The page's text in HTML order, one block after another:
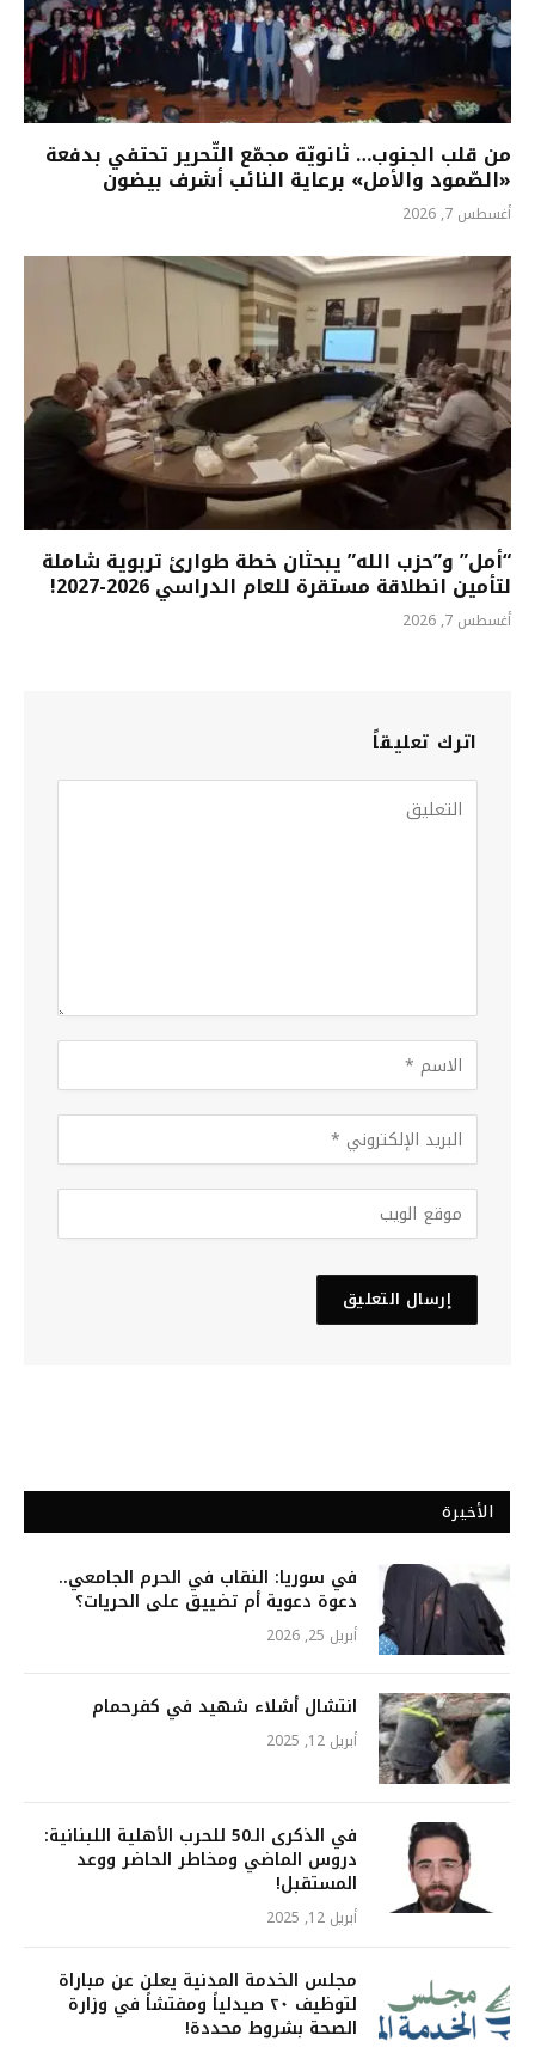
من قلب الجنوب… ثانويّة مجمّع التّحرير تحتفي بدفعة
«الصّمود والأمل» برعاية النائب أشرف بيضون
أغسطس 7, 2026
“أمل” و”حزب الله” يبحثان خطة طوارئ تربوية شاملة
لتأمين انطلاقة مستقرة للعام الدراسي 2026-2027!
أغسطس 7, 2026
اترك تعليقاً
الأخيرة
في سوريا: النقاب في الحرم الجامعي..
دعوة دعوية أم تضييق على الحريات؟
أبريل 25, 2026
انتشال أشلاء شهيد في كفرحمام
أبريل 12, 2025
في الذكرى الـ50 للحرب الأهلية اللبنانية:
دروس الماضي ومخاطر الحاضر ووعد
المستقبل!
أبريل 12, 2025
مجلس الخدمة المدنية يعلن عن مباراة
لتوظيف ٢٠ صيدلياً ومفتشاً في وزارة
الصحة بشروط محددة!